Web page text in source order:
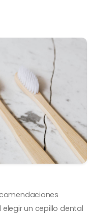
un cepillo dental